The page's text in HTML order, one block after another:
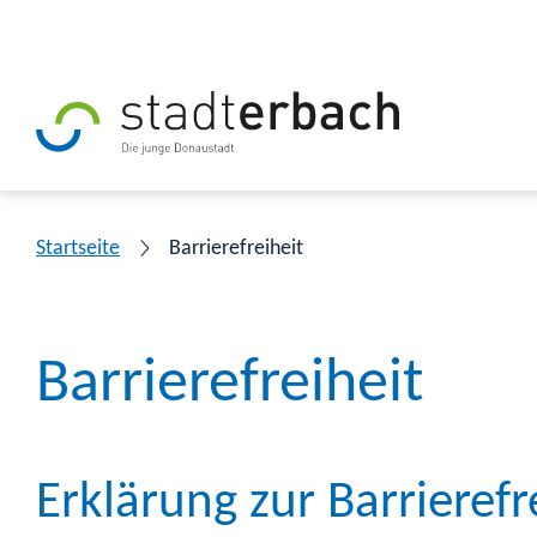
Startseite Barrierefreiheit
Barrierefreiheit
Erklärung zur